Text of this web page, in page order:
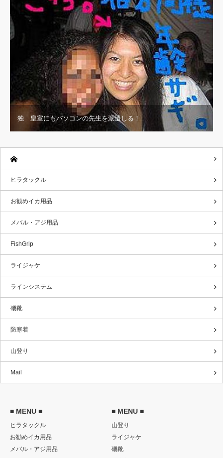
独 皇室にもパソコンの先生を派遣しる！
ヒラタックル
お勧めイカ用品
メバル・アジ用品
FishGrip
ライジャケ
ラインシステム
磯靴
防寒着
山登り
Mail
■ MENU ■
ヒラタックル
お勧めイカ用品
メバル・アジ用品
■ MENU ■
山登り
ライジャケ
磯靴